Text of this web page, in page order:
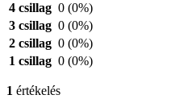
4 csillag 0 (0%)
3 csillag 0 (0%)
2 csillag 0 (0%)
1 csillag 0 (0%)
1 értékelés